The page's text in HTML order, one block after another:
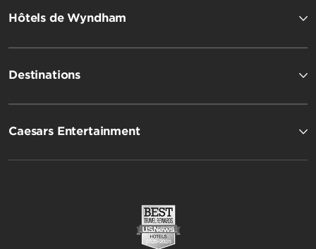
Hôtels de Wyndham
Destinations
Caesars Entertainment